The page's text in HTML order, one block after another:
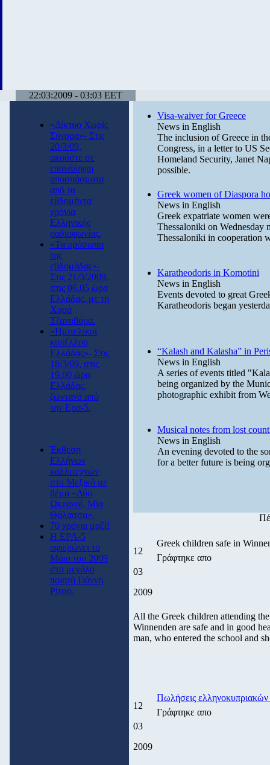
22:03:2009 - 03:03 EET
«Δίκτυο Χωρίς
Σύνορα»- Στις
20/3/09,
ακούστε σε
επανάληψη
αποσπάσματα
από τα
εβδομήντα
χρόνια
Ελληνικής
ραδιοφωνίας.
«Τα πρόσωπα
της
εβδομάδας»-
Στις 21/3/2009,
στις 06.05 ώρα
Ελλάδας, με τη
Χαρά
Τζαναβάρα.
«Ημιτελικοί
κυπέλλου
Ελλάδας»- Στις
18/3/09, στις
19.00 ώρα
Ελλάδας,
ζωντανά από
την Ερα-5.
Έκθεση
Ελλήνων
καλλιτεχνών
στο Μεξικό με
θέμα «Δύο
Ωκεανοί, Μία
Θάλασσα».
70 χρόνια μαζί!
Η ΕΡΑ-5
αφιερώνει το
Μάιο του 2009
στο μεγάλο
ποιητή Γιάννη
Ρίτσο.
Visa-waiver for Greece
News in English
The inclusion of Greece in
Congress, in a letter to US
Homeland Security, Janet
possible.
Greek women of Diaspora
News in English
Greek expatriate women
Thessaloniki on Wednesday
Thessaloniki in cooperation
Karatheodoris in Komotini
News in English
Events devoted to great
Karatheodoris began
“Kalash and Kalasha” in
News in English
A series of events titled
being organized by the
photographic exhibit from
Musical notes from lost
News in English
An evening devoted to the
for a better future is being
12
03
2009
Greek children safe in
Γράφτηκε απο
All the Greek children attending
Winnenden are safe and in good
man, who entered the school and
12
03
2009
Πωλήσεις ελληνοκυπριακών
Γράφτηκε απο